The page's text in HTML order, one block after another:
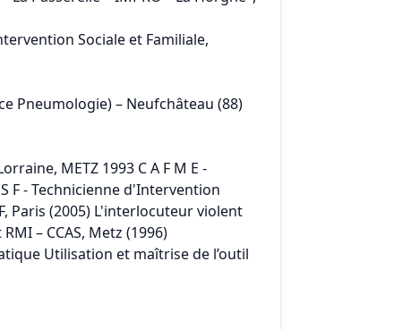
Sociale et Familiale,
Pneumologie) – Neufchâteau (88)
METZ 1993 C A F M E -
F - Technicienne d'Intervention
Paris (2005) L'interlocuteur violent
– CCAS, Metz (1996)
Utilisation et maîtrise de l’outil